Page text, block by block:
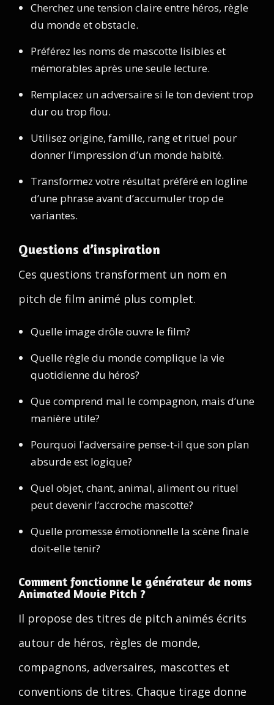
Cherchez une tension claire entre héros, règle
du monde et obstacle.
Préférez les noms de mascotte lisibles et
mémorables après une seule lecture.
Remplacez un adversaire si le ton devient trop
dur ou trop flou.
Utilisez origine, famille, rang et rituel pour
donner l’impression d’un monde habité.
Transformez votre résultat préféré en logline
d’une phrase avant d’accumuler trop de
variantes.
Questions d’inspiration
Ces questions transforment un nom en
pitch de film animé plus complet.
Quelle image drôle ouvre le film?
Quelle règle du monde complique la vie
quotidienne du héros?
Que comprend mal le compagnon, mais d’une
manière utile?
Pourquoi l’adversaire pense-t-il que son plan
absurde est logique?
Quel objet, chant, animal, aliment ou rituel
peut devenir l’accroche mascotte?
Quelle promesse émotionnelle la scène finale
doit-elle tenir?
Comment fonctionne le générateur de noms
Animated Movie Pitch ?
Il propose des titres de pitch animés écrits
autour de héros, règles de monde,
compagnons, adversaires, mascottes et
conventions de titres. Chaque tirage donne